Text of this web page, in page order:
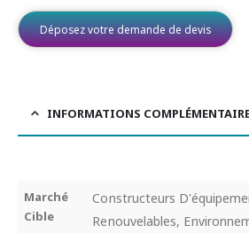
Déposez votre demande de devis
INFORMATIONS
Marché
Cible
Constructeurs
Renouvelables,